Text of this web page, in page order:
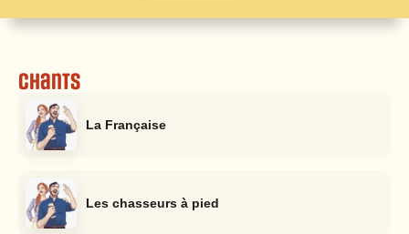
Chants
La Française
Les chasseurs à pied